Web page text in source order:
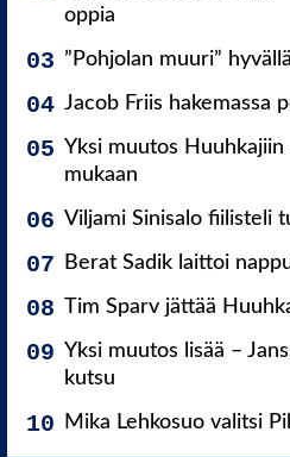
oppia
”Pohjolan muuri”
Jacob Friis hakemassa
Yksi muutos
mukaan
Viljami Sinisalo fiilisteli
Berat Sadik laittoi
Tim Sparv jättää
Yksi muutos lisää –
kutsu
Mika Lehkosuo valitsi